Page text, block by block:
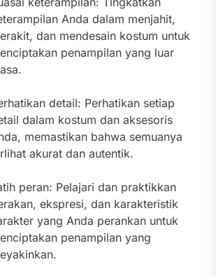
Anda dalam menjahit,
dan mendesain kostum untuk
penampilan yang luar
detail: Perhatikan setiap
dalam kostum dan aksesoris
memastikan bahwa semuanya
akurat dan autentik.
peran: Pelajari dan praktikkan
ekspresi, dan karakteristik
yang Anda perankan untuk
penampilan yang